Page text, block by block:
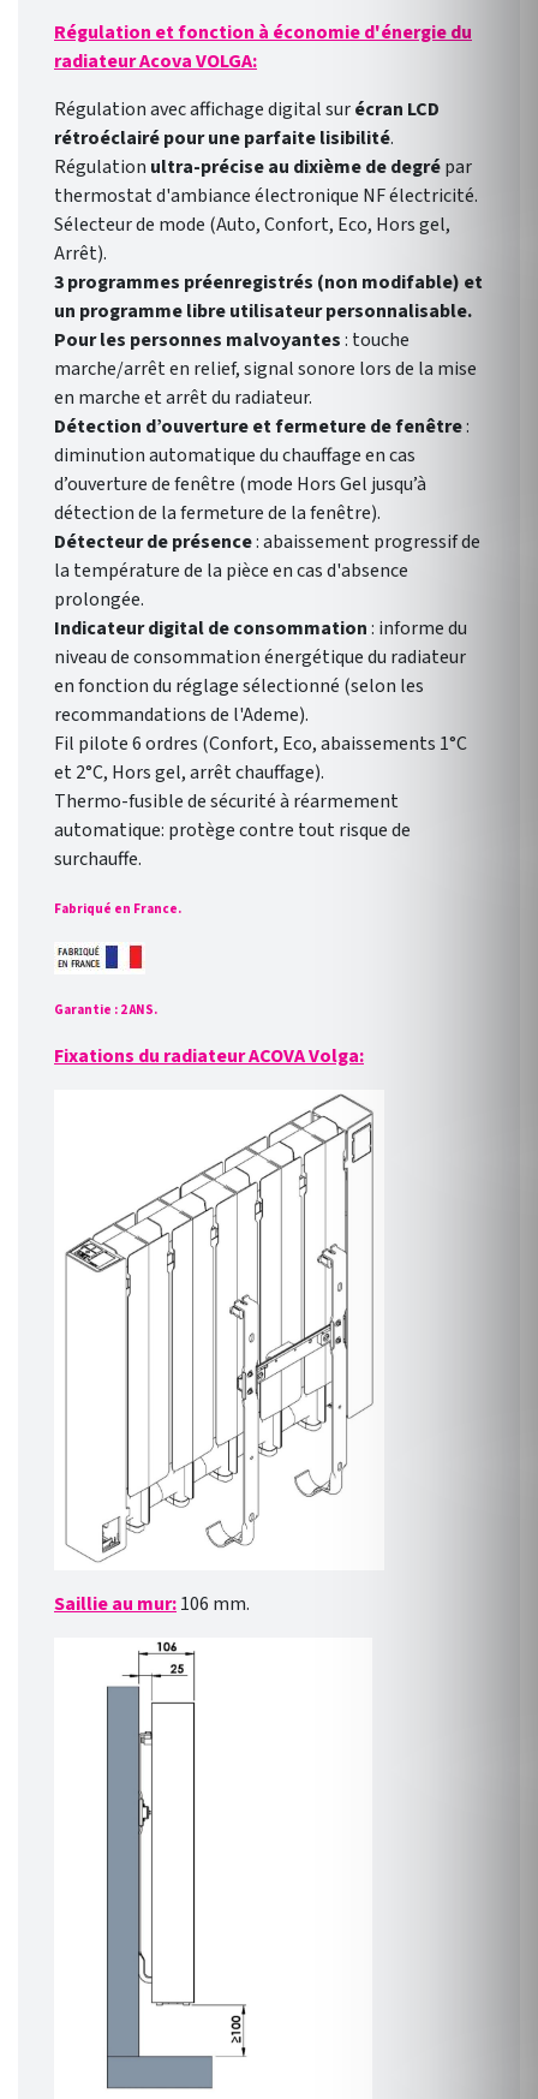
Régulation et fonction à économie d'énergie du
radiateur Acova VOLGA:
Régulation avec affichage digital surécran LCD
rétroéclairé pour une parfaite lisibilité.
Régulation ultra-précise au dixième de degrépar
thermostat d'ambiance électronique NF électricité.
Sélecteur de mode (Auto, Confort, Eco, Hors gel,
Arrêt).
3 programmes préenregistrés (non modifable) et
un programme libre utilisateur personnalisable.
Pour les personnes malvoyantes: touche
marche/arrêt en relief, signal sonore lors de la mise
en marche et arrêt du radiateur.
Détection d’ouverture et fermeture de fenêtre:
diminution automatique du chauffage en cas
d’ouverture de fenêtre (mode Hors Gel jusqu’à
détection de la fermeture de la fenêtre).
Détecteur de présence:abaissement progressif de
la température de la pièce en cas d'absence
prolongée.
Indicateur digital de consommation: informe du
niveau de consommation énergétique du radiateur
en fonction du réglage sélectionné (selon les
recommandations de l'Ademe).
Fil pilote 6 ordres (Confort, Eco, abaissements 1°C
et 2°C, Hors gel, arrêt chauffage).
Thermo-fusible de sécurité à réarmement
automatique: protège contre tout risque de
surchauffe.
Fabriqué en France.
Garantie : 2 ANS.
Fixations du radiateur ACOVA Volga:
Saillie au mur:106 mm.